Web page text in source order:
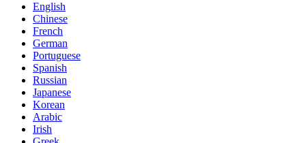
English
Chinese
French
German
Portuguese
Spanish
Russian
Japanese
Korean
Arabic
Irish